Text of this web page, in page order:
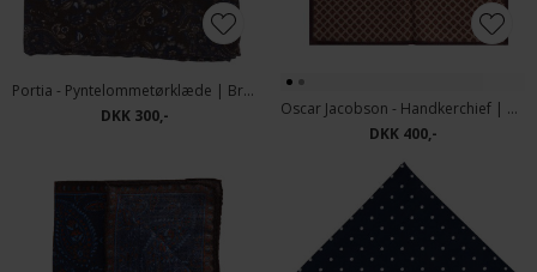
Portia - Pyntelommetørklæde | Brun
DKK 300,-
Oscar Jacobson - Handkerchief | Pyntelommetørklæde Light Beige
DKK 400,-